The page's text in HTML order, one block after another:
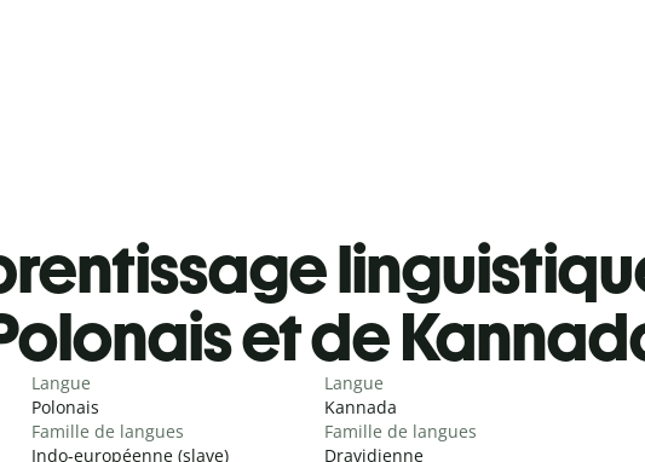
et de
Langue
Polonais
Famille de langues
Indo-européenne (slave)
Langue
Kannada
Famille de langues
Dravidienne